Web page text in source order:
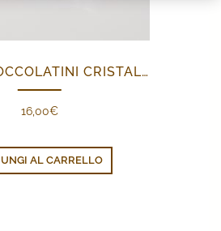
PORTA CIOCCOLATINI CRISTALLO FARFALLA
16,00€
AL CARRELLO